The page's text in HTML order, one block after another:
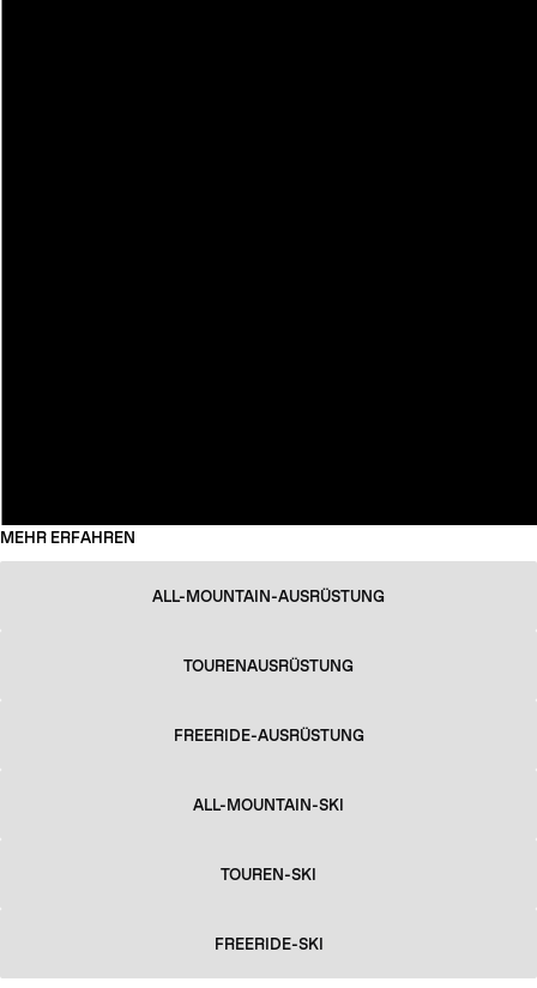
MEHR ERFAHREN
ALL-MOUNTAIN-AUSRÜSTUNG
TOURENAUSRÜSTUNG
FREERIDE-AUSRÜSTUNG
ALL-MOUNTAIN-SKI
TOUREN-SKI
FREERIDE-SKI